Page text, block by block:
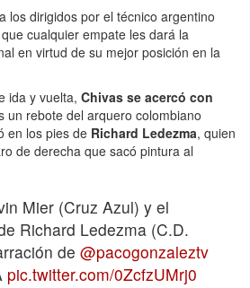
los dirigidos por el técnico argentino
cualquier empate les dará la
en virtud de su mejor posición en la
ida y vuelta, Chivas se acercó con
un rebote del arquero colombiano
en los pies de Richard Ledezma, quien
de derecha que sacó pintura al
Mier (Cruz Azul) y el
Richard Ledezma (C.D.
de @pacogonzaleztv
pic.twitter.com/0ZcfzUMrj0